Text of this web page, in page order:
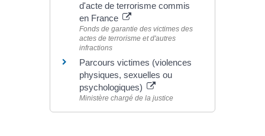
d'acte de terrorisme commis
en France
Fonds de garantie des victimes des
actes de terrorisme et d'autres
infractions
Parcours victimes (violences
physiques, sexuelles ou
psychologiques)
Ministère chargé de la justice